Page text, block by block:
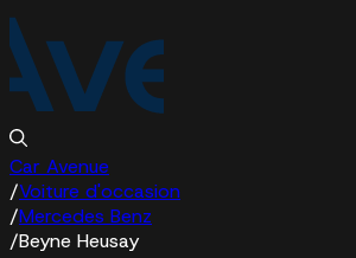
Car Avenue
/Voiture d'occasion
/Mercedes Benz
/Beyne Heusay